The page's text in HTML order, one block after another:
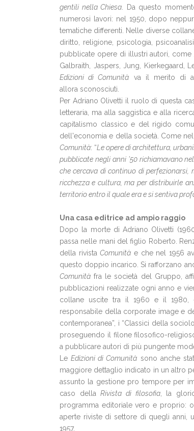
gentili nella Chiesa . Da questo
numerosi lavori: nel 1950, dopo
tematiche differenti. Nelle diverse
diritto, religione, psicologia,
pubblicate opere di illustri autori, come
Galbraith, Jaspers, Jung, Kierkegaard,
Edizioni di Comunità va il merito di
allora sconosciuti.
Per Adriano Olivetti il ruolo di questa
letteraria, ma alla saggistica e alla
capitalismo classico e del rigido
dell'economia e della società. Come
Comunità: “Le opere di architettura,
pubblicate negli anni ’50 richiamavano
che cercava di continuo di
ricchezza e cultura, ma per distribuirle
territorio entro il quale era e si sentiva
Una casa editrice ad ampio raggio
Dopo la morte di Adriano Olivetti
passa nelle mani del figlio Roberto.
della rivistaComunità e che nel 1956
questo doppio incarico. Si rafforzano
Comunità fra le società del Gruppo,
pubblicazioni realizzate ogni anno e
collane uscite tra il 1960 e il 1980,
responsabile della corporate image e
contemporanea”, i “Classici della
proseguendo il filone filosofico-
a pubblicare autori di più pungente
LeEdizioni di Comunità sono anche
maggiore dettaglio indicato in un altro
assunto la gestione pro tempore per
caso dellaRivista di filosofia, la
programma editoriale vero e proprio:
aperte riviste di settore di quegli anni,
1957.